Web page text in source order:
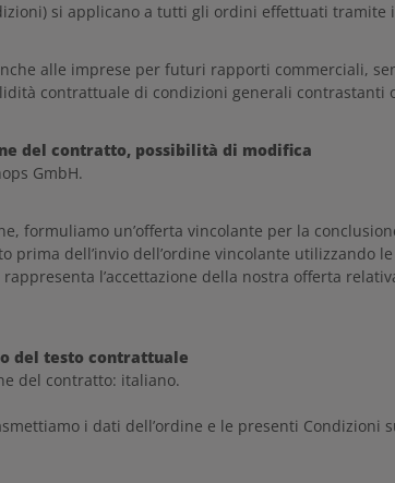
si applicano a tutti gli ordini effettuati tramite
alle imprese per futuri rapporti commerciali,
contrattuale di condizioni generali contrastanti
del contratto, possibilità di modifica
GmbH.
formuliamo un’offerta vincolante per la
prima dell’invio dell’ordine vincolante
l’accettazione della nostra offerta
del testo contrattuale
del contratto: italiano.
i dati dell’ordine e le presenti